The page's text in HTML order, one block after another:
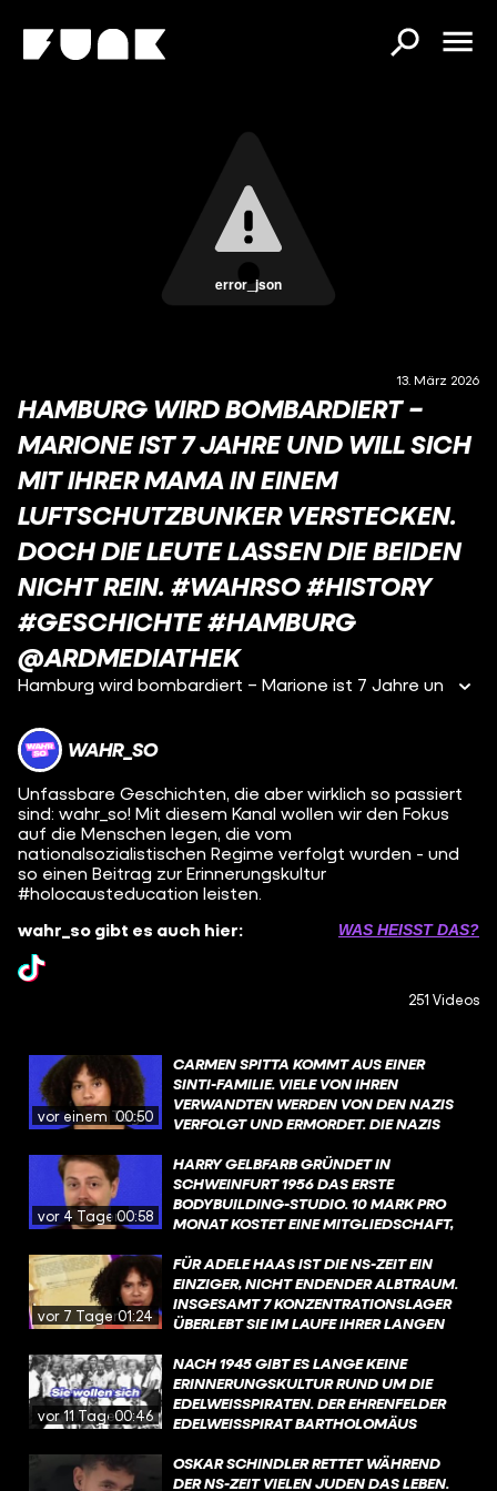
error_json
13. März 2026
HAMBURG WIRD BOMBARDIERT –
MARIONE IST 7 JAHRE UND WILL SICH
MIT IHRER MAMA IN EINEM
LUFTSCHUTZBUNKER VERSTECKEN.
DOCH DIE LEUTE LASSEN DIE BEIDEN
NICHT REIN. #WAHRSO #HISTORY
#GESCHICHTE #HAMBURG
@ARDMEDIATHEK
Hamburg wird bombardiert – Marione ist 7 Jahre un
WAHR_SO
Unfassbare Geschichten, die aber wirklich so passiert
sind: wahr_so! Mit diesem Kanal wollen wir den Fokus
auf die Menschen legen, die vom
nationalsozialistischen Regime verfolgt wurden - und
so einen Beitrag zur Erinnerungskultur
#holocausteducation leisten.
wahr_so gibt es auch hier:
WAS HEISST DAS?
251 Videos
vor einem Tag
00:50
CARMEN SPITTA KOMMT AUS EINER
SINTI-FAMILIE. VIELE VON IHREN
VERWANDTEN WERDEN VON DEN NAZIS
VERFOLGT UND ERMORDET. DIE NAZIS
ROMA. DER HINTERGRUND DER
VERFOLGUNG IST SO: ES GAB DEN
NATIONALSOZIALISTISCHEN WAHN
EINER "RASSISCHEN REINHEIT" UND DER
„VOLKS- UND REICHSFEINDE“, DIE KEINEN
PLATZ IN DER SOGENANNTEN
„VOLKSGEMEINSCHAFT“ HABEN.
vor 4 Tagen00:58
HARRY GELBFARB GRÜNDET IN
SCHWEINFURT 1956 DAS ERSTE
BODYBUILDING-STUDIO. 10 MARK PRO
MONAT KOSTET EINE MITGLIEDSCHAFT,
10 PROZENT EINES DAMALIGEN
LEHRLINGSGEHALTS. FINANZIELL LÄUFTS
TROTZ SEINER IDEE NICHT RICHTIG RUND
FÜR HARRY. ABER: 1961 KANN ER
NÜRNBERG GRÜNDEN. DER RICHTIGE
GYM-HYPE BEGINNT ABER ERST MIT
ARNOLD SCHWARZENEGGER IN DEN
1960ERN. #GYM #GESCHICHTE
@KNOWANDGROW_FUNK​
vor 7 Tagen01:24
FÜR ADELE HAAS IST DIE NS-ZEIT EIN
EINZIGER, NICHT ENDENDER ALBTRAUM.
INSGESAMT 7 KONZENTRATIONSLAGER
ÜBERLEBT SIE IM LAUFE IHRER LANGEN
IHRER GEBURT BEGINNT. DENN ZU
DIESEM ZEITPUNKT, IM JAHR 1907,
VERSTEHT NOCH KAUM JEMAND, WAS
INTERGESCHLECHTLICHKEIT EIGENTLICH
GEBOREN WERDEN KÖNNEN, OHNE DASS
IHRE GESCHLECHTSMERKMALE
vor 11 Tagen00:46
NACH 1945 GIBT ES LANGE KEINE
ERINNERUNGSKULTUR RUND UM DIE
EDELWEISSPIRATEN. DER EHRENFELDER E
DELWEISSPIRAT BARTHOLOMÄUS „B
MER IN DEN AKTEN DER JU
STIZBEHÖRDEN ALS „KRIMINELLER“ GE
OSKAR SCHINDLER RETTET WÄHREND
DER NS-ZEIT VIELEN JUDEN DAS LEBEN.